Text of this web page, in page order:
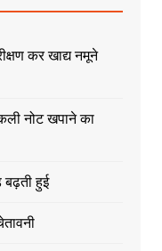
कर खाद्य नमूने
नोट खपाने का
बढ़ती हुई